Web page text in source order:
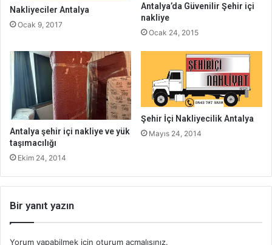
Nakliyeciler Antalya
Ocak 9, 2017
Antalya’da Güvenilir Şehir içi
nakliye
Ocak 24, 2015
Antalya şehir içi nakliye ve yük
taşımacılığı
Ekim 24, 2014
Şehir İçi Nakliyecilik Antalya
Mayıs 24, 2014
Bir yanıt yazın
Yorum yapabilmek için oturum açmalısınız.